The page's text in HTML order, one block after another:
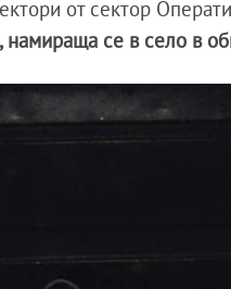
от сектор
намираща се в село в